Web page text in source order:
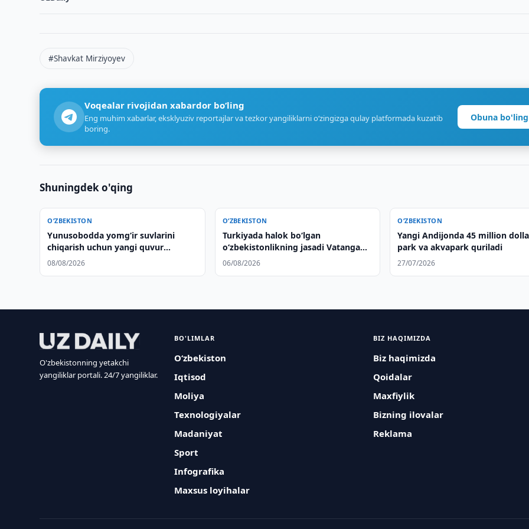
#Shavkat Mirziyoyev
Voqealar rivojidan xabardor bo‘ling
Eng muhim xabarlar, eksklyuziv reportajlar va tezkor yangiliklarni o‘zingizga qulay platformada kuzatib
boring.
Obuna bo'ling
Shuningdek o'qing
O‘ZBEKISTON
Yunusobodda yomg‘ir suvlarini
chiqarish uchun yangi quvur
yotqizilmoqda
08/08/2026
O‘ZBEKISTON
Turkiyada halok bo‘lgan
o‘zbekistonlikning jasadi Vatanga
olib kelindi
06/08/2026
O‘ZBEKISTON
Yangi Andijonda 45 million
park va akvapark quriladi
27/07/2026
O'zbekistonning yetakchi
yangiliklar portali. 24/7 yangiliklar.
BO'LIMLAR
O‘zbekiston
Iqtisod
Moliya
Texnologiyalar
Madaniyat
Sport
Infografika
Maxsus loyihalar
BIZ HAQIMIZDA
Biz haqimizda
Qoidalar
Maxfiylik
Bizning ilovalar
Reklama